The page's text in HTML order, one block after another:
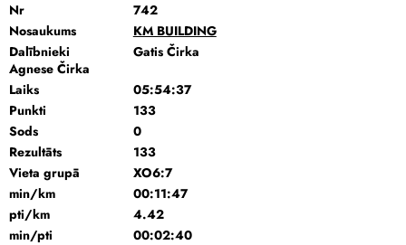
Nr
742
Nosaukums
KM BUILDING
Dalībnieki
Gatis Čirka
Agnese Čirka
Laiks
05:54:37
Punkti
133
Sods
0
Rezultāts
133
Vieta grupā
XO6:7
min/km
00:11:47
pti/km
4.42
min/pti
00:02:40